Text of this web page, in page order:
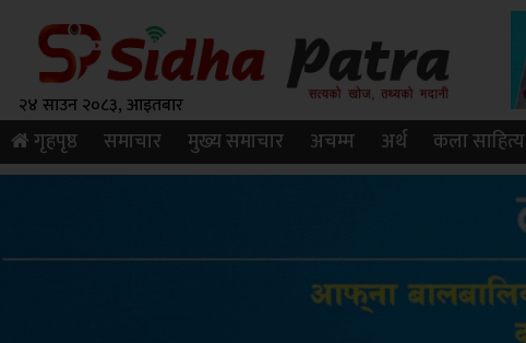
२४ साउन २०८३, आइतबार
गृहपृष्ठ समाचार मुख्य समाचार अचम्म अर्थ कला साहित्य